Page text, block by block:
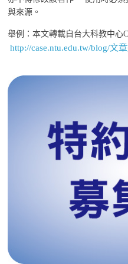
與來源。
舉例：本文轉載自台大科教中心
http://case.ntu.edu.tw/blog/文